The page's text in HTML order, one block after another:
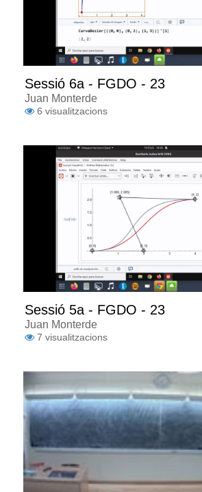
Sessió 6a - FGDO - 23
Juan Monterde
6 visualitzacions
Sessió 5a - FGDO - 23
Juan Monterde
7 visualitzacions